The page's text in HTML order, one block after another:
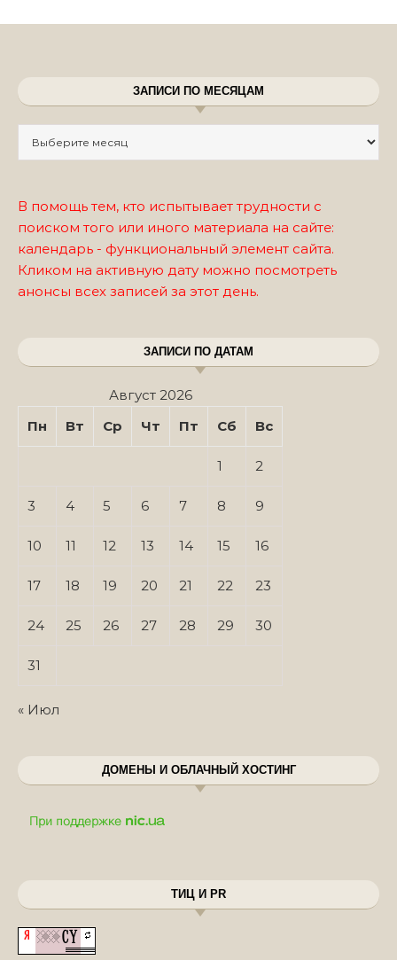
ЗАПИСИ ПО МЕСЯЦАМ
В помощь тем, кто испытывает трудности с
поиском того или иного материала на сайте:
календарь - функциональный элемент сайта.
Кликом на активную дату можно посмотреть
анонсы всех записей за этот день.
ЗАПИСИ ПО ДАТАМ
Август 2026
Пн
Вт Ср Чт Пт Сб Вс
1 2
3 4 5 6 7 8 9
10 11 12 13 14 15 16
17 18 19 20 21 22 23
24 25 26 27 28 29 30
31
« Июл
ДОМЕНЫ И ОБЛАЧНЫЙ ХОСТИНГ
ТИЦ И PR